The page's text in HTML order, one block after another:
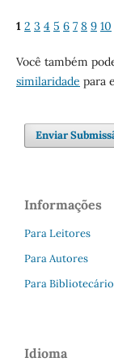
1 2 3 4 5 6 7 8 9 10
Você também
similaridade para
Enviar
Informações
Para Leitores
Para Autores
Para
Idioma